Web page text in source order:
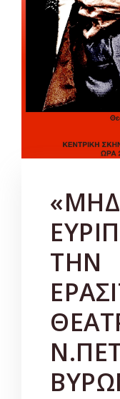
ΤΗΝ